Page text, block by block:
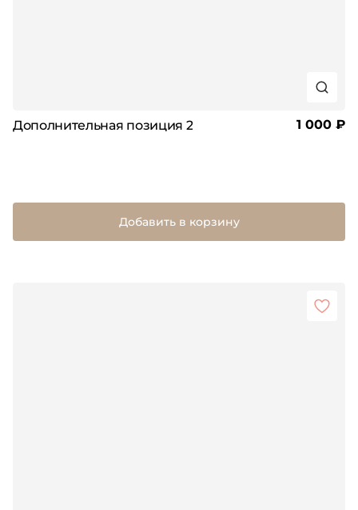
Дополнительная позиция 2 1 000 ₽
Добавить в корзину